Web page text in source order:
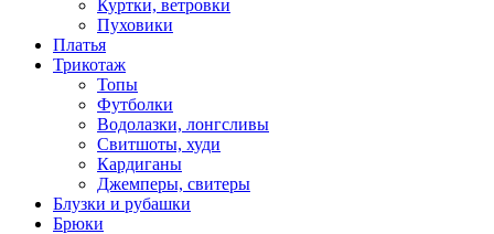
Куртки, ветровки
Пуховики
Платья
Трикотаж
Топы
Футболки
Водолазки, лонгсливы
Свитшоты, худи
Кардиганы
Джемперы, свитеры
Блузки и рубашки
Брюки